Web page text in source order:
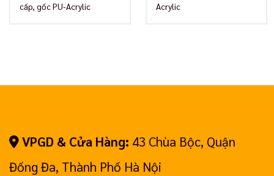
cấp, gốc PU-Acrylic
Acrylic
VPGD & Cửa Hàng: 43 Chùa Bộc, Quận
Đống Đa, Thành Phố Hà Nội